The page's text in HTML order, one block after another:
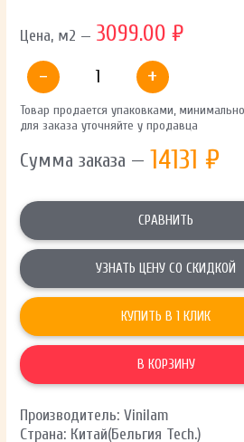
Цена, м2 — 3099.00 ₽
-
+
Товар продается упаковками,
для заказа уточняйте у продавца
Сумма заказа — 14131 ₽
СРАВНИТЬ
УЗНАТЬ ЦЕНУ СО СКИДКОЙ
КУПИТЬ В 1 КЛИК
В КОРЗИНУ
Производитель: Vinilam
Страна: Китай(Бельгия Tech.)